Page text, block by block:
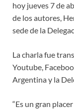
hoy jueves 7 de
de los autores,
sede de la
La charla fue
Youtube,
Argentina y la
“Es un gran